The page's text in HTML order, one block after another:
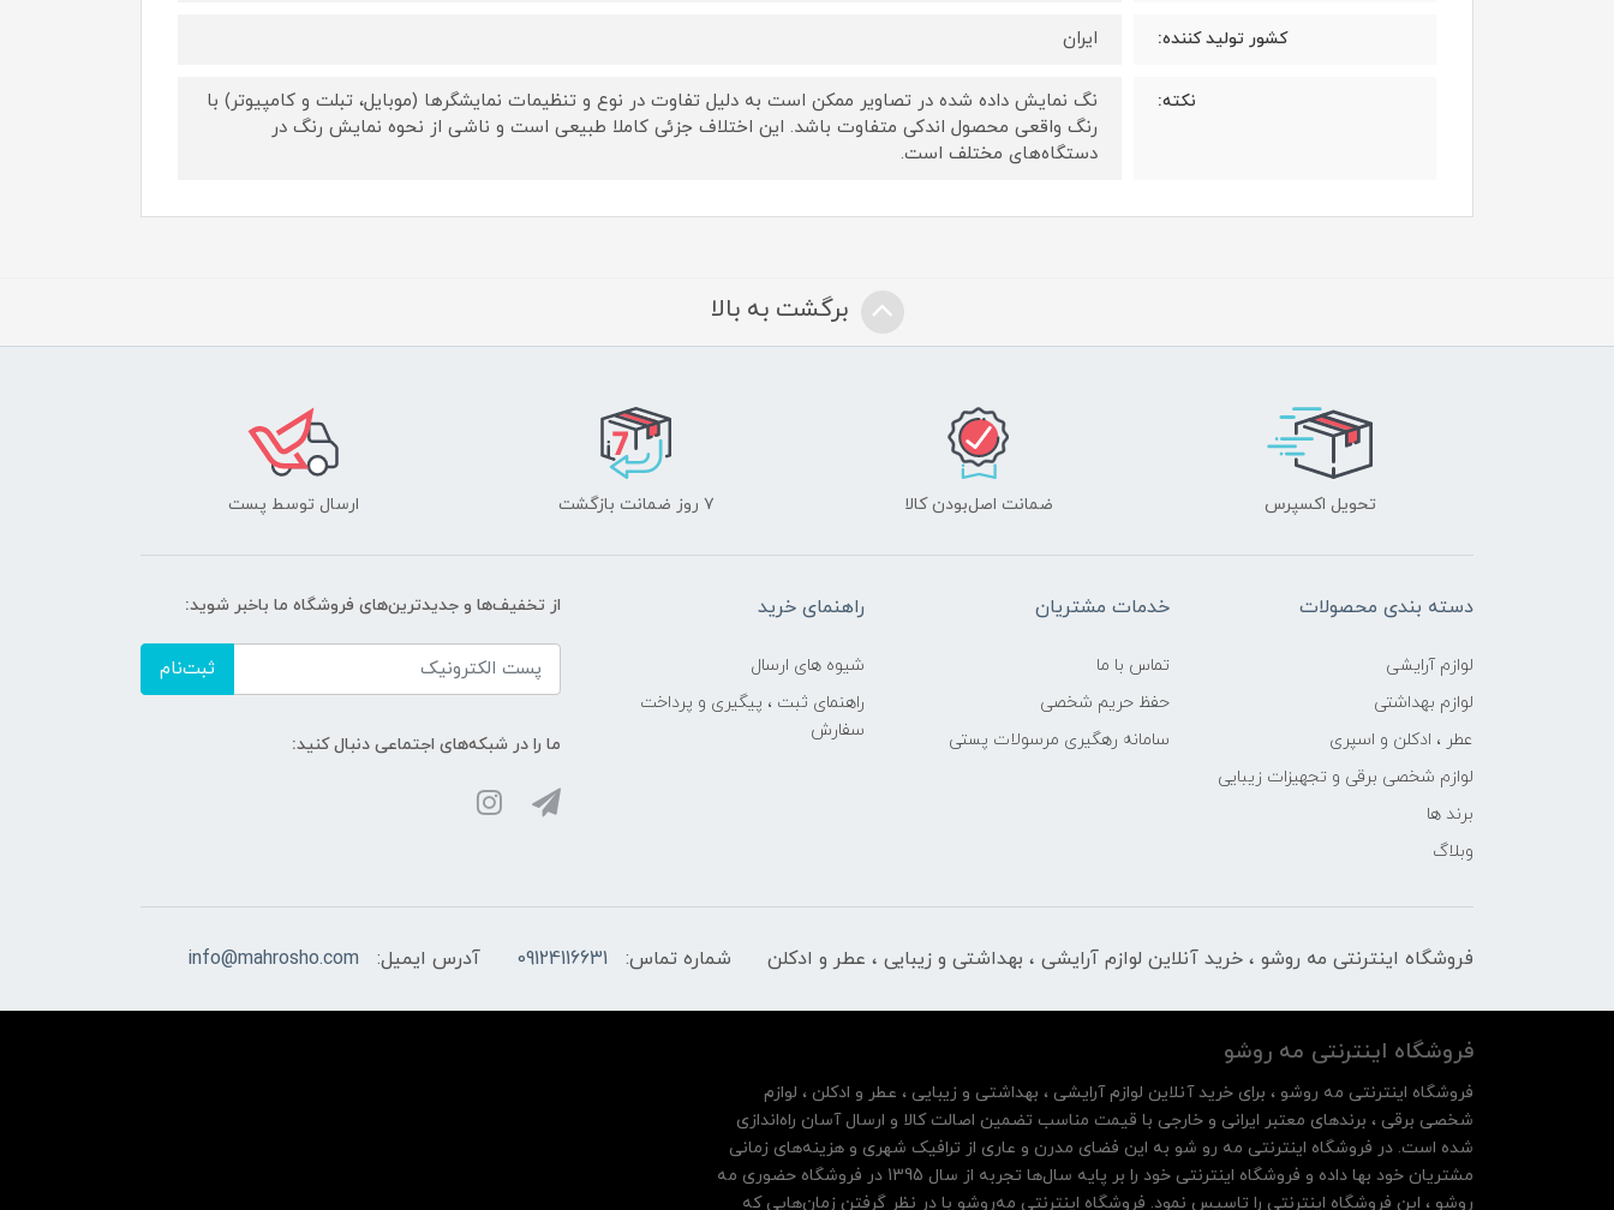
کشور تولید کننده: ایران
نکته:
نگ نمایش داده‌ شده در تصاویر ممکن است به دلیل تفاوت در نوع و تنظیمات نمایشگرها (موبایل، تبلت و کامپیوتر) با
رنگ واقعی محصول اندکی متفاوت باشد. این اختلاف جزئی کاملا طبیعی است و ناشی از نحوه نمایش رنگ در
دستگاه‌های مختلف است.
برگشت به بالا
تحویل اکسپرس ضمانت اصل‌بودن کالا ۷ روز ضمانت بازگشت ارسال توسط پست
دسته بندی محصولات
لوازم آرایشی
لوازم بهداشتی
عطر ، ادکلن و اسپری
لوازم شخصی برقی و تجهیزات زیبایی
برند ها
وبلاگ
خدمات مشتریان
تماس با ما
حفظ حریم شخصی
سامانه رهگیری مرسولات پستی
راهنمای خرید
شیوه های ارسال
راهنمای ثبت ، پیگیری و پرداخت
سفارش
از تخفیف‌ها و جدیدترین‌های فروشگاه ما باخبر شوید:
ثبت‌نام
ما را در شبکه‌های اجتماعی دنبال کنید:
فروشگاه اینترنتی مه‌ رو‌شو ، خرید آنلاین لوازم آرایشی ، بهداشتی و زیبایی ، عطر و ادکلن شماره تماس: 09124116631 آدرس ایمیل: info@mahrosho.com
فروشگاه اینترنتی مه‌ رو‌شو
فروشگاه اینترنتی مه‌ رو‌شو ، برای خرید آنلاین لوازم آرایشی ، بهداشتی و زیبایی ، عطر و ادکلن ، لوازم
شخصی برقی ، برندهای معتبر ایرانی و خارجی با قیمت مناسب تضمین اصالت کالا و ارسال آسان راه‌اندازی
شده است. در فروشگاه اینترنتی مه رو شو به این فضای مدرن و عاری از ترافیک شهری و هزینه‌های زمانی
مشتریان خود بها داده و فروشگاه اینترنتی خود را بر پایه سال‌ها تجربه از سال 1395 در فروشگاه حضوری مه
روشو ، این فروشگاه اینترنتی را تاسیس نمود. فروشگاه اینترنتی مه‌رو‌شو با در نظر گرفتن زمان‌هایی که